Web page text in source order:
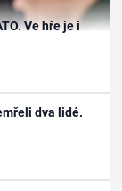
Ve hře je i
dva lidé.